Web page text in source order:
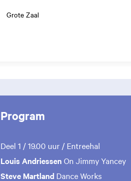
Grote Zaal
Program
Deel 1 / 19.00 uur / Entreehal
Louis AndriessenOn Jimmy Yancey
Steve Martland Dance Works